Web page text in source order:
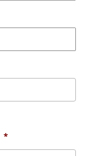
*